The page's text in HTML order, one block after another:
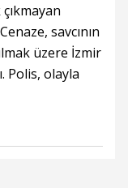
savcının
üzere İzmir
Polis, olayla